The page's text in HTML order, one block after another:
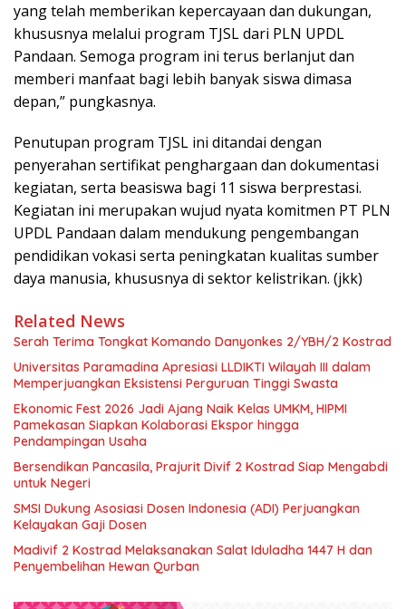
yang telah memberikan kepercayaan dan dukungan,
khususnya melalui program TJSL dari PLN UPDL
Pandaan. Semoga program ini terus berlanjut dan
memberi manfaat bagi lebih banyak siswa dimasa
depan,” pungkasnya.
Penutupan program TJSL ini ditandai dengan
penyerahan sertifikat penghargaan dan dokumentasi
kegiatan, serta beasiswa bagi 11 siswa berprestasi.
Kegiatan ini merupakan wujud nyata komitmen PT PLN
UPDL Pandaan dalam mendukung pengembangan
pendidikan vokasi serta peningkatan kualitas sumber
daya manusia, khususnya di sektor kelistrikan. (jkk)
Related News
Serah Terima Tongkat Komando Danyonkes 2/YBH/2 Kostrad
Universitas Paramadina Apresiasi LLDIKTI Wilayah III dalam
Memperjuangkan Eksistensi Perguruan Tinggi Swasta
Ekonomic Fest 2026 Jadi Ajang Naik Kelas UMKM, HIPMI
Pamekasan Siapkan Kolaborasi Ekspor hingga
Pendampingan Usaha
Bersendikan Pancasila, Prajurit Divif 2 Kostrad Siap Mengabdi
untuk Negeri
SMSI Dukung Asosiasi Dosen Indonesia (ADI) Perjuangkan
Kelayakan Gaji Dosen
Madivif 2 Kostrad Melaksanakan Salat Iduladha 1447 H dan
Penyembelihan Hewan Qurban